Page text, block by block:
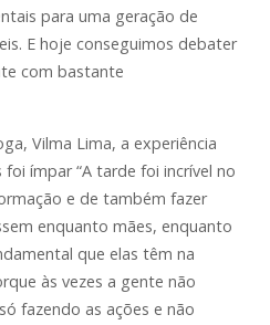
para uma geração de
E hoje conseguimos debater
com bastante
Vilma Lima, a experiência
ímpar “A tarde foi incrível no
e de também fazer
enquanto mães, enquanto
que elas têm na
às vezes a gente não
fazendo as ações e não